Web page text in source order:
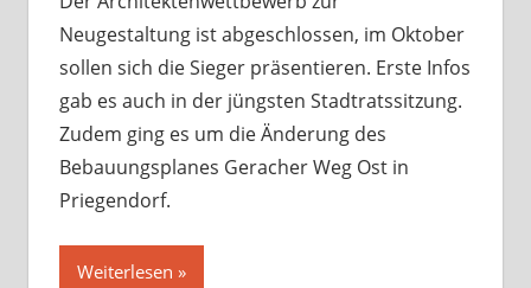
Neugestaltung ist abgeschlossen, im Oktober
sollen sich die Sieger präsentieren. Erste Infos
gab es auch in der jüngsten Stadtratssitzung.
Zudem ging es um die Änderung des
Bebauungsplanes Geracher Weg Ost in
Priegendorf.
Weiterlesen